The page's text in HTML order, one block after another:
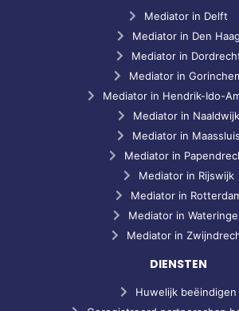
Mediator in Delft
Mediator in Den Haag
Mediator in
Mediator in
Mediator in Hendrik-Ido-
Mediator in Naaldwijk
Mediator in Maassluis
Mediator in
Mediator in Rijswijk
Mediator in
Mediator in
Mediator in
DIENSTEN
Huwelijk beëindigen